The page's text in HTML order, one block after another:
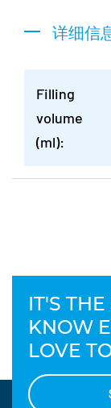
详细信
Filling
volume
(ml):
IT'S
KNOW
LOVE